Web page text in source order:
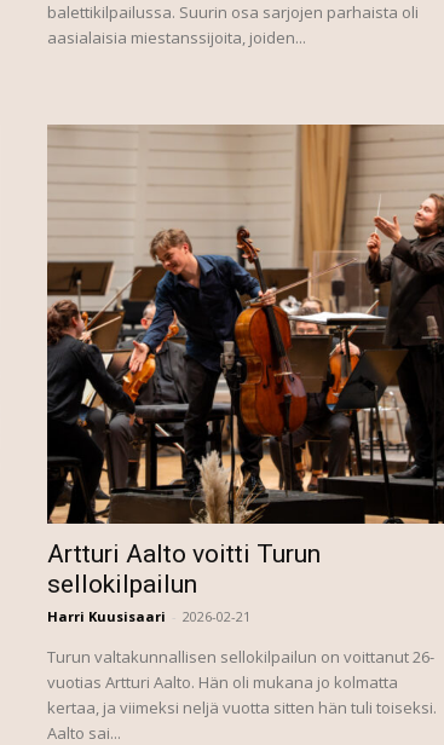
balettikilpailussa. Suurin osa sarjojen parhaista oli
aasialaisia miestanssijoita, joiden...
Artturi Aalto voitti Turun
sellokilpailun
Harri Kuusisaari - 2026-02-21
Turun valtakunnallisen sellokilpailun on voittanut 26-
vuotias Artturi Aalto. Hän oli mukana jo kolmatta
kertaa, ja viimeksi neljä vuotta sitten hän tuli toiseksi.
Aalto sai...